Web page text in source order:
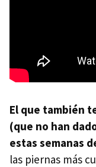
El que también
(que no han
estas semanas
las piernas más